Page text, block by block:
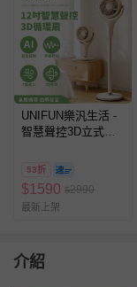
UNIFUN樂汎生活 -
智慧聲控3D立式循
53折
$1590 $2990
最新上架
介紹